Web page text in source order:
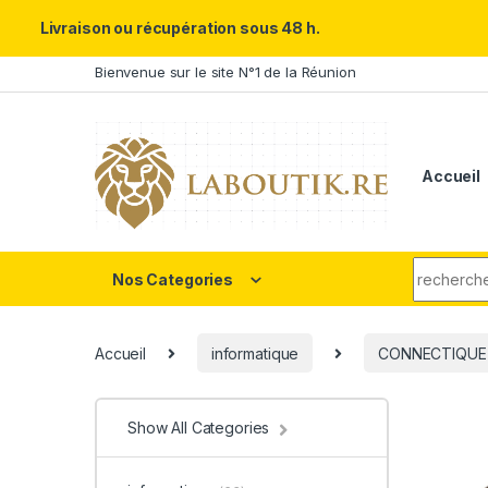
Skip to navigation
Skip to contentBienvenue sur le site N°1 de la Réunion
Accueil
Nos Categories
Accueil informatique CONNECTIQUE
Show All Categories
Livraison ou récupération sous 48 h.